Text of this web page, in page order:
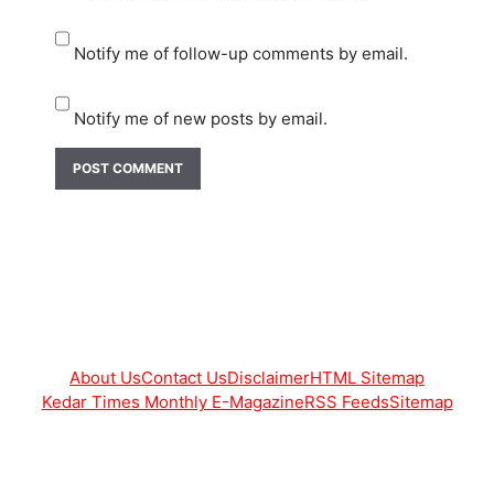
Notify me of follow-up comments by email.
Notify me of new posts by email.
About UsContact UsDisclaimerHTML Sitemap
Kedar Times Monthly E-MagazineRSS FeedsSitemap